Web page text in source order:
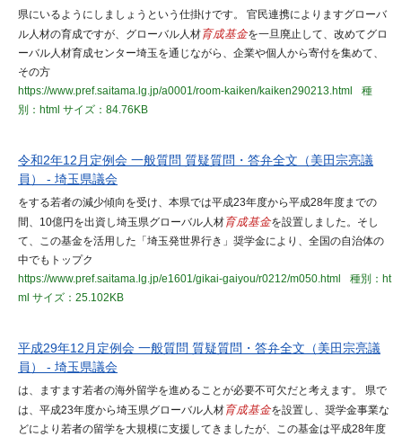
県にいるようにしましょうという仕掛けです。 官民連携によりますグローバ
ル人材の育成ですが、グローバル人材育成基金を一旦廃止して、改めてグロ
ーバル人材育成センター埼玉を通じながら、企業や個人から寄付を集めて、
その方
https://www.pref.saitama.lg.jp/a0001/room-kaiken/kaiken290213.html
種
別：html サイズ：84.76KB
令和2年12月定例会 一般質問 質疑質問・答弁全文（美田宗亮議
員） - 埼玉県議会
をする若者の減少傾向を受け、本県では平成23年度から平成28年度までの
間、10億円を出資し埼玉県グローバル人材育成基金を設置しました。そし
て、この基金を活用した「埼玉発世界行き」奨学金により、全国の自治体の
中でもトップク
https://www.pref.saitama.lg.jp/e1601/gikai-gaiyou/r0212/m050.html
種別：ht
ml サイズ：25.102KB
平成29年12月定例会 一般質問 質疑質問・答弁全文（美田宗亮議
員） - 埼玉県議会
は、ますます若者の海外留学を進めることが必要不可欠だと考えます。 県で
は、平成23年度から埼玉県グローバル人材育成基金を設置し、奨学金事業な
どにより若者の留学を大規模に支援してきましたが、この基金は平成28年度